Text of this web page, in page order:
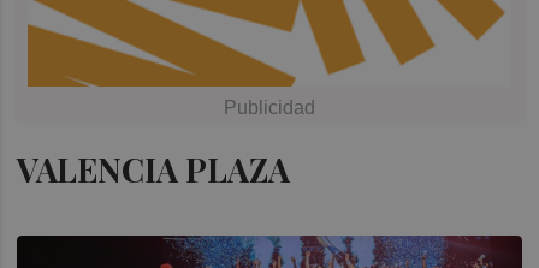
VALENCIA PLAZA